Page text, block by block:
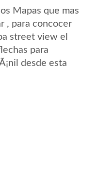
Mapas que mas
, para concocer
street view el
para
desde esta